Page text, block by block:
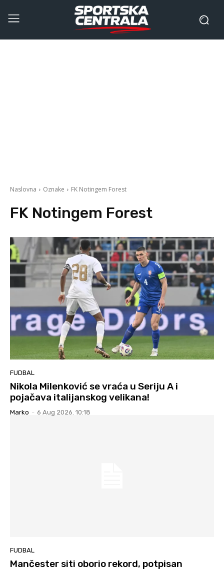
Naslovna Oznake FK Notingem Forest
FK Notingem Forest
FUDBAL
Nikola Milenković se vraća u Seriju A i
pojačava italijanskog velikana!
Marko - 6 Aug 2026. 10:18
FUDBAL
Mančester siti oborio rekord, potpisan